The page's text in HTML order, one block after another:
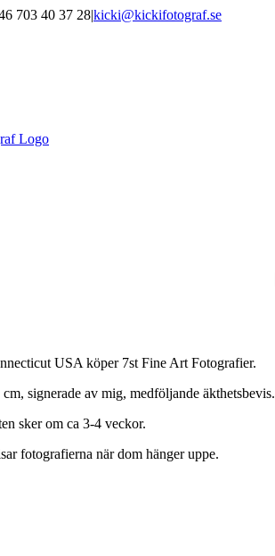
703 40 37 28|kicki@kickifotograf.se
USA köper 7st Fine Art Fotografier.
signerade av mig, medföljande äkthetsbevis.
sker om ca 3-4 veckor.
fotografierna när dom hänger uppe.